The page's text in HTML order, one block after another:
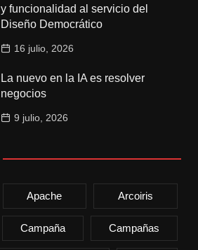
y funcionalidad al servicio del
Diseño Democrático
16 julio, 2026
La nuevo en la IA es resolver
negocios
9 julio, 2026
Apache Arcoiris
Campaña Campañas